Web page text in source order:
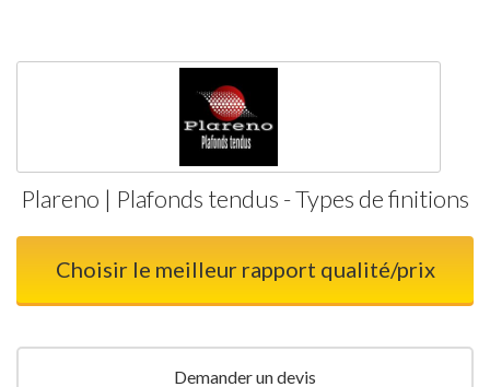
Plareno | Plafonds tendus - Types de finitions
Choisir le meilleur rapport qualité/prix
Demander un devis